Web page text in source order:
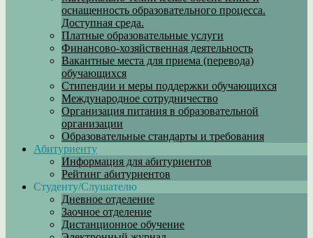
оснащенность образовательного процесса.
Доступная среда.
Платные образовательные услуги
Финансово-хозяйственная деятельность
Вакантные места для приема (перевода)
обучающихся
Стипендии и меры поддержки обучающихся
Международное сотрудничество
Организация питания в образовательной
организации
Образовательные стандарты и требования
Абитуриенту
Информация для абитуриентов
Рейтинг абитуриентов
Студенту/Слушателю
Дневное отделение
Заочное отделение
Дистанционное обучение